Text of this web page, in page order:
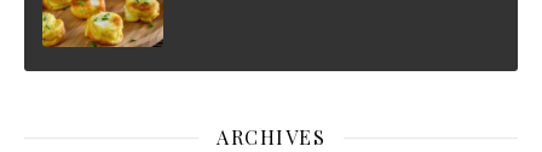
ARCHIVES